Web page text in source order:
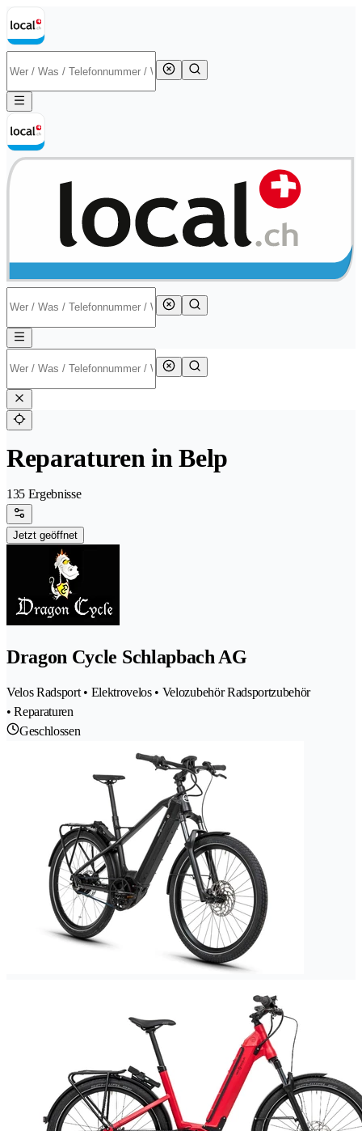
Reparaturen in Belp
135 Ergebnisse
Jetzt geöffnet
Dragon Cycle Schlapbach AG
Velos Radsport • Elektrovelos • Velozubehör Radsportzubehör
• Reparaturen
Geschlossen